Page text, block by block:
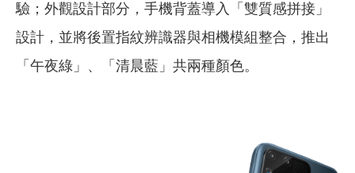
驗； 外觀設計部分，手機背蓋導入「雙質感拼接」
設計，並將後置指紋辨識器與相機模組整合，推出
「 午夜綠」、「清晨藍」共兩種顏色。